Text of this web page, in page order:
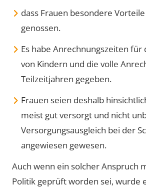
dass Frauen besondere
genossen.
Es habe Anrechnungszeiten für
von Kindern und die volle
Teilzeitjahren gegeben.
Frauen seien deshalb
meist gut versorgt und nicht
Versorgungsausgleich bei der
angewiesen gewesen.
Auch wenn ein solcher Anspruch
Politik geprüft worden sei, wurde